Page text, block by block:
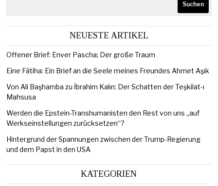
Suchen
NEUESTE ARTIKEL
Offener Brief: Enver Pascha; Der große Traum
Eine Fātiha: Ein Brief an die Seele meines Freundes Ahmet Aşık
Von Ali Başhamba zu İbrahim Kalın: Der Schatten der Teşkilat-ı
Mahsusa
Werden die Epstein-Transhumanisten den Rest von uns „auf
Werkseinstellungen zurücksetzen“?
Hintergrund der Spannungen zwischen der Trump-Regierung
und dem Papst in den USA
KATEGORIEN